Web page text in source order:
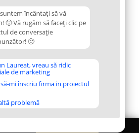
încântați să vă
🙂 Vă rugăm să faceți clic pe
de conversație
🙂
Laureat, vreau să ridic
de marketing
mi înscriu firma in proiectul
problemă